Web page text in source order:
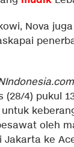
Nova
(28/4) pukul
oleh
Jakarta ke